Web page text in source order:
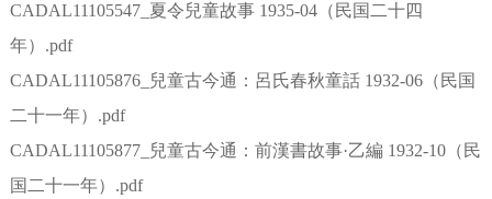
CADAL11105547_夏令兒童故事 1935-04（民国二十四
年）.pdf
CADAL11105876_兒童古今通：呂氏春秋童話 1932-06（民国
二十一年）.pdf
CADAL11105877_兒童古今通：前漢書故事·乙編 1932-10（民
国二十一年）.pdf